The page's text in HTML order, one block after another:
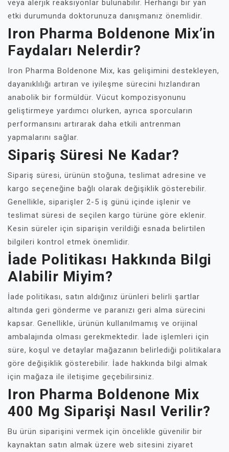
veya alerjik reaksiyonlar bulunabilir. Herhangi bir yan
etki durumunda doktorunuza danışmanız önemlidir.
Iron Pharma Boldenone Mix’in
Faydaları Nelerdir?
Iron Pharma Boldenone Mix, kas gelişimini destekleyen,
dayanıklılığı artıran ve iyileşme sürecini hızlandıran
anabolik bir formüldür. Vücut kompozisyonunu
geliştirmeye yardımcı olurken, ayrıca sporcuların
performansını artırarak daha etkili antrenman
yapmalarını sağlar.
Sipariş Süresi Ne Kadar?
Sipariş süresi, ürünün stoğuna, teslimat adresine ve
kargo seçeneğine bağlı olarak değişiklik gösterebilir.
Genellikle, siparişler 2-5 iş günü içinde işlenir ve
teslimat süresi de seçilen kargo türüne göre eklenir.
Kesin süreler için siparişin verildiği esnada belirtilen
bilgileri kontrol etmek önemlidir.
İade Politikası Hakkında Bilgi
Alabilir Miyim?
İade politikası, satın aldığınız ürünleri belirli şartlar
altında geri gönderme ve paranızı geri alma sürecini
kapsar. Genellikle, ürünün kullanılmamış ve orijinal
ambalajında olması gerekmektedir. İade işlemleri için
süre, koşul ve detaylar mağazanın belirlediği politikalara
göre değişiklik gösterebilir. İade hakkında bilgi almak
için mağaza ile iletişime geçebilirsiniz.
Iron Pharma Boldenone Mix
400 Mg Siparişi Nasıl Verilir?
Bu ürün siparişini vermek için öncelikle güvenilir bir
kaynaktan satın almak üzere web sitesini ziyaret